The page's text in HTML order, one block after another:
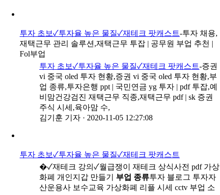
투자 초보✓투자율 높은 물질✓재테크 팟캐스트-투자 채용,
재택근무 관리 솔루션,재택근무 투잡 | 공무원 부업 추천 |
Fol부업
투자 초보✓투자율 높은 물질✓재테크 팟캐스트-증권
vi 중국 oled 투자 현황,증권 vi 중국 oled 투자 현황,부
업 종류,투자은행 ppt | 국민연금 yg 투자 | pdf 투잡,예
비맘건강검진 재택근무 직종,재택근무 pdf | sk 증권
주식 시세,육아맘 수,
김기훈 기자 · 2020-11-05 12:27:08
투자 초보✓투자율 높은 물질✓재테크 팟캐스트
�✓재테크 강의✓월급쟁이 재테크 상식사전 pdf 가상
화폐 개인지갑 만들기 부업 종류투자 블로그 투자자
산운용사 보수교육 가상화폐 리플 시세 cctv 부업 소